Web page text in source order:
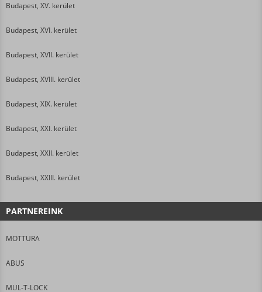
Budapest, XV. kerület
Budapest, XVI. kerület
Budapest, XVII. kerület
Budapest, XVIII. kerület
Budapest, XIX. kerület
Budapest, XXI. kerület
Budapest, XXII. kerület
Budapest, XXIII. kerület
PARTNEREINK
MOTTURA
ABUS
MUL-T-LOCK